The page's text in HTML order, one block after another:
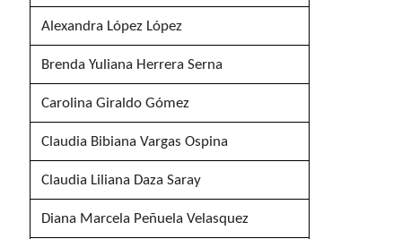
Alexandra López López
Brenda Yuliana Herrera Serna
Carolina Giraldo Gómez
Claudia Bibiana Vargas Ospina
Claudia Liliana Daza Saray
Diana Marcela Peñuela Velasquez